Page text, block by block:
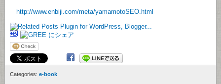
http://www.enbiji.com/meta/yamamotoSEO.html
Categories: e-book